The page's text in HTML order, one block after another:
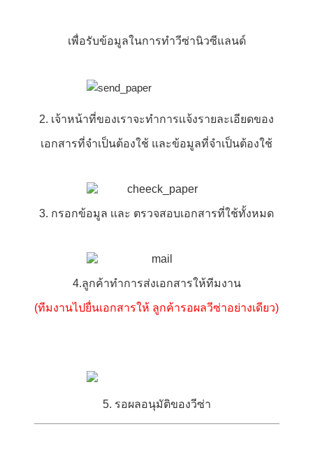
เพื่อรับข้อมูลในการทำวีซ่านิวซีแลนด์
2. เจ้าหน้าที่ของเราจะทำการเเจ้งรายละเอียดของ
เอกสารที่จำเป็นต้องใช้ และข้อมูลที่จำเป็นต้องใช้
3. กรอกข้อมูล เเละ ตรวจสอบเอกสารที่ใช้ทั้งหมด
4.ลูกค้าทำการส่งเอกสารให้ทีมงาน
(ทีมงานไปยื่นเอกสารให้ ลูกค้ารอผลวีซ่าอย่างเดียว)
5. รอผลอนุมัติของวีซ่า